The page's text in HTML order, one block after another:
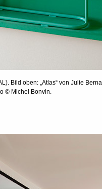
Bild oben: „Atlas“ von Julie
© Michel Bonvin.